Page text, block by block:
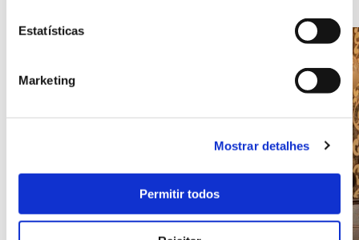
Estatísticas
Marketing
Mostrar detalhes
Permitir todos